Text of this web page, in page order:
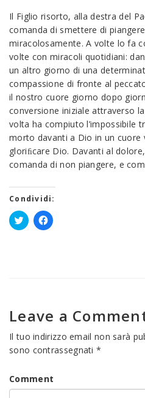
Il Figlio risorto, alla destra del
comanda di smettere di
miracolosamente. A volte lo fa
volte con miracoli quotidiani:
un altro giorno di una
compassione di fronte al
il nostro cuore giorno dopo
conversione iniziale attraverso
volta ha compiuto l’impossibile
morto davanti a Dio in un cuore
gloriﬁcare Dio. Davanti al
comanda di non piangere, e
Condividi:
Fai
nuova
finestra)
Fai
finestra)
Leave a
Il tuo indirizzo email non sarà
sono contrassegnati*
Comment